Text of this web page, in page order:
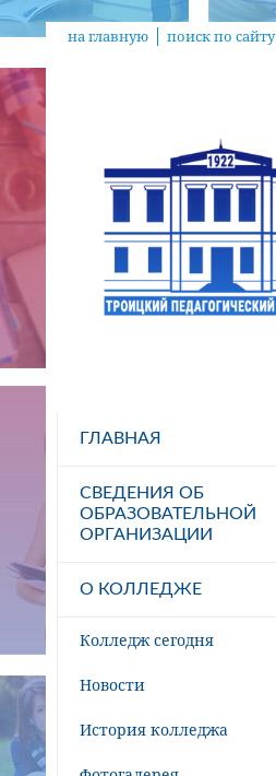
на главную поиск по сайту
ГЛАВНАЯ
СВЕДЕНИЯ ОБ
ОБРАЗОВАТЕЛЬНОЙ
ОРГАНИЗАЦИИ
О КОЛЛЕДЖЕ
Колледж сегодня
Новости
История колледжа